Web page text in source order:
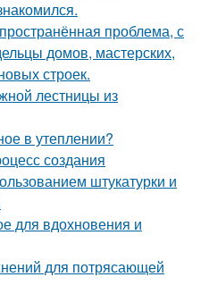
проблема, с
домов, мастерских,
строек.
лестницы из
в утеплении?
создания
штукатурки и
для вдохновения и
для потрясающей